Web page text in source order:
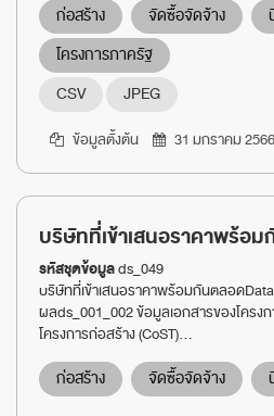
ก่อสร้าง จัดซื้อจัดจ้าง
โครงการภาครัฐ
CSV
JPEG
ข้อมูลตั้งต้น 31 มกราคม 2566
บริษัทที่เข้าเสนอราคาพร้อ
รหัสชุดข้อมูลds_049
บริษัทที่เข้าเสนอราคาพร้อมกันตลอด
ผลds_001_002 ข้อมูลเอกสารของโครง
โครงการก่อสร้าง (CoST)...
ก่อสร้าง จัดซื้อจัดจ้าง